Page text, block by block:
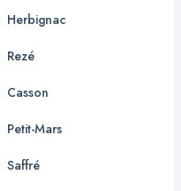
Herbignac
Rezé
Casson
Petit-Mars
Saffré